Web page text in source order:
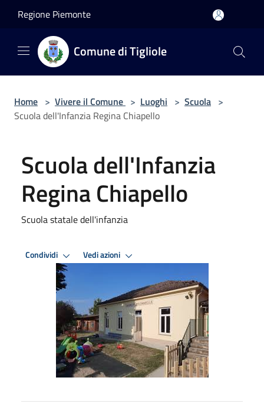
Regione Piemonte
Comune di Tigliole
Home > Vivere il Comune > Luoghi > Scuola >
Scuola dell'Infanzia Regina Chiapello
Scuola dell'Infanzia
Regina Chiapello
Scuola statale dell'infanzia
Condividi Vedi azioni